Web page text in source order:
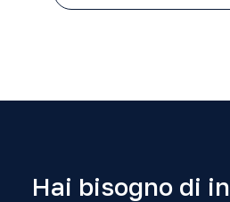
Hai bisogno di